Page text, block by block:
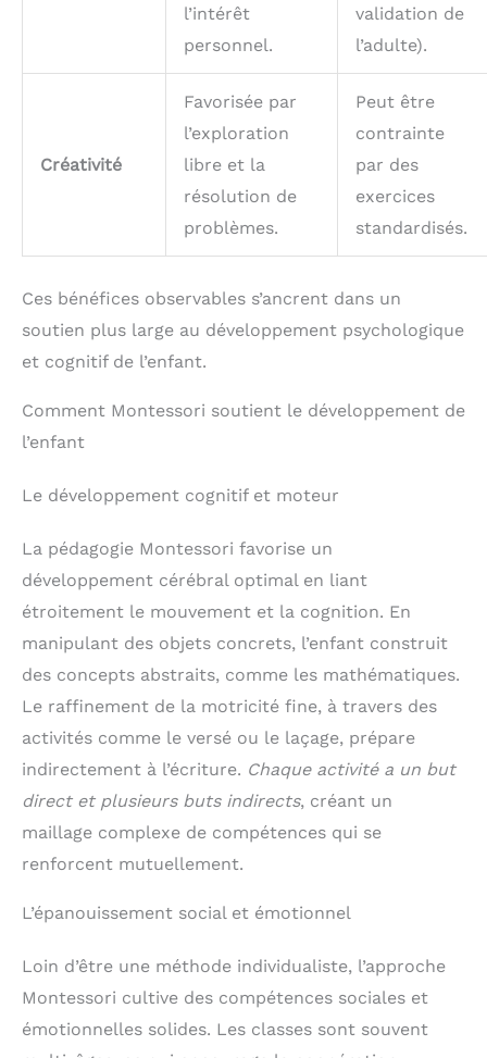
l’intérêt
personnel.
validation de
l’adulte).
Créativité
Favorisée par
l’exploration
libre et la
résolution de
problèmes.
Peut être
contrainte
par des
exercices
standardisés.
Ces bénéfices observables s’ancrent dans un
soutien plus large au développement psychologique
et cognitif de l’enfant.
Comment Montessori soutient le développement de
l’enfant
Le développement cognitif et moteur
La pédagogie Montessori favorise un
développement cérébral optimal en liant
étroitement le mouvement et la cognition. En
manipulant des objets concrets, l’enfant construit
des concepts abstraits, comme les mathématiques.
Le raffinement de la motricité fine, à travers des
activités comme le versé ou le laçage, prépare
indirectement à l’écriture. Chaque activité a un but
direct et plusieurs buts indirects, créant un
maillage complexe de compétences qui se
renforcent mutuellement.
L’épanouissement social et émotionnel
Loin d’être une méthode individualiste, l’approche
Montessori cultive des compétences sociales et
émotionnelles solides. Les classes sont souvent